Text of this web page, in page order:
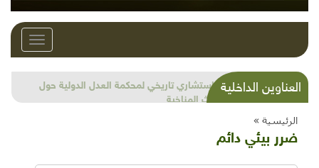
Toggle
العناوين الداخليةشذرات بيئية وتنموية...بنية تحتية وحلويات قبيحة
وحاكورة ونوبل وزيتون و"سيباط"
الرئيسية »
ضرر بيئي دائم